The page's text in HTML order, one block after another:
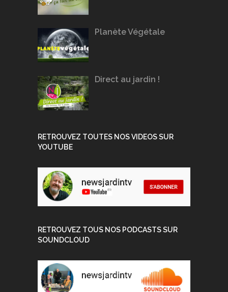
Planète Végétale
Direct au jardin !
RETROUVEZ TOUTES NOS VIDEOS SUR
YOUTUBE
RETROUVEZ TOUS NOS PODCASTS SUR
SOUNDCLOUD